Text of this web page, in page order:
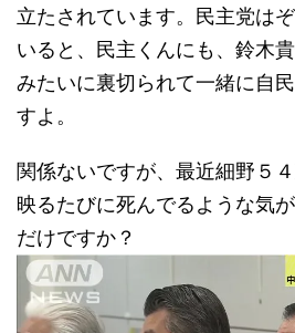
立たされています。民主党は
いると、民主くんにも、鈴木
みたいに裏切られて一緒に自
すよ。
関係ないですが、最近細野５
映るたびに死んでるような気
だけですか？